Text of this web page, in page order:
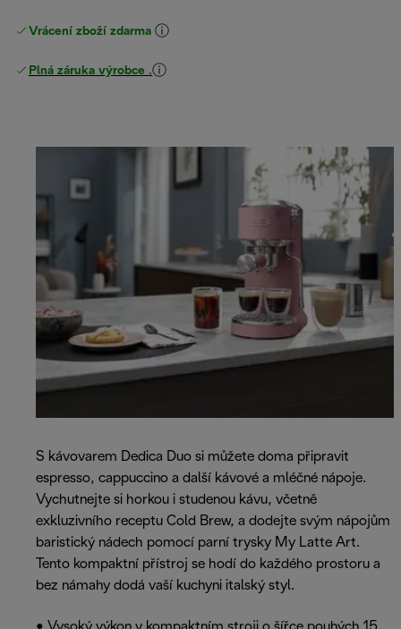
Vrácení zboží zdarma
Plná záruka výrobce .
S kávovarem Dedica Duo si můžete doma připravit
espresso, cappuccino a další kávové a mléčné nápoje.
Vychutnejte si horkou i studenou kávu, včetně
exkluzivního receptu Cold Brew, a dodejte svým nápojům
baristický nádech pomocí parní trysky My Latte Art.
Tento kompaktní přístroj se hodí do každého prostoru a
bez námahy dodá vaší kuchyni italský styl.